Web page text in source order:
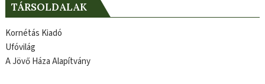
TÁRSOLDALAK
Kornétás Kiadó
Ufóvilág
A Jövő Háza Alapítvány